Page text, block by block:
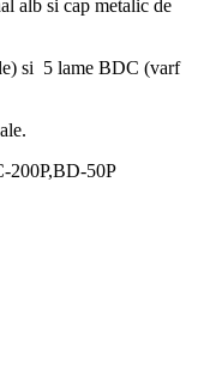
alb si cap metalic de
si 5 lame BDC (varf
200P,BD-50P